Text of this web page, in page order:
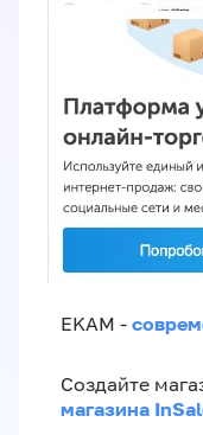
EKAM -
Создайте
магазина